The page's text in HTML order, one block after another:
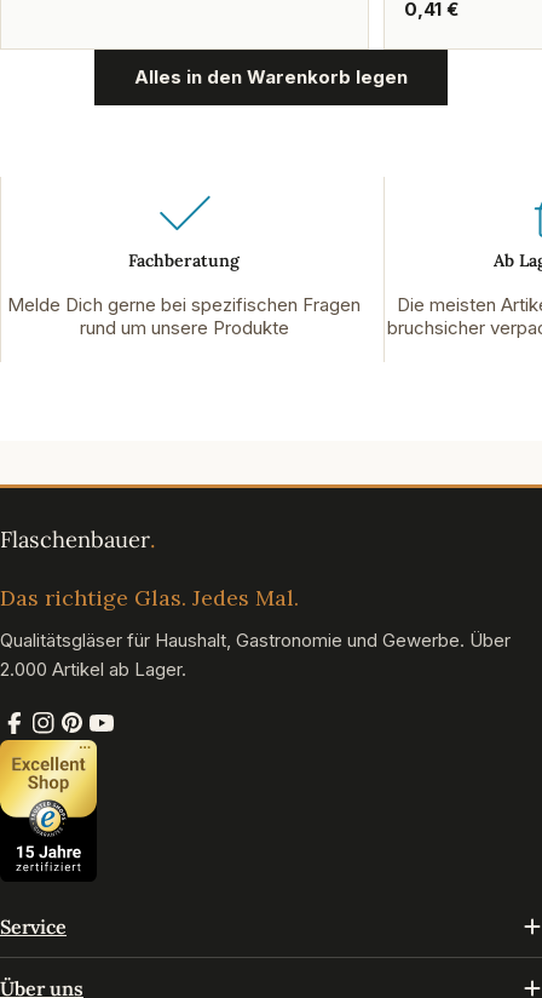
Regulärer
0,41 €
Alles in den Warenkorb legen
Fachberatung
Melde Dich gerne bei spezifischen Fragen
rund um unsere Produkte
Ab
Die meisten
bruchsicher
Das richtige Glas. Jedes Mal.
Qualitätsgläser für Haushalt, Gastronomie und Gewerbe. Über
2.000 Artikel ab Lager.
Facebook
Instagram
Pinterest
YouTube
Service
Über uns